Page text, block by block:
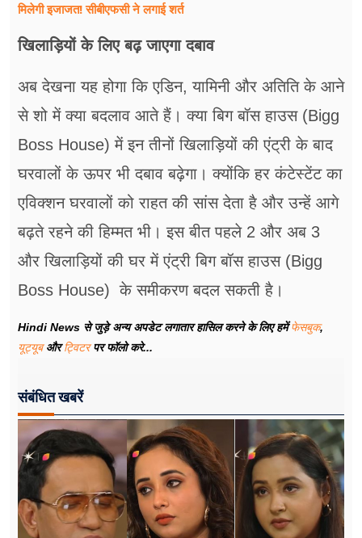
मिलेगी इजाजत! सीबीएफसी ने लगाई शर्त
खिलाड़ियों के लिए बढ़ जाएगा दबाव
अब देखना यह होगा कि एडिन, यामिनी और अतिति के आने
से शो में क्या बदलाव आते हैं। क्या बिग बॉस हाउस (Bigg
Boss House) में इन तीनों खिलाड़ियों की एंट्री के बाद
घरवालों के ऊपर भी दबाव बढ़ेगा। क्योंकि हर कंटेस्टेंट का
एविक्शन घरवालों को राहत की सांस देता है और उन्हें आगे
बढ़ते रहने की हिम्मत भी। इस बीत पहले 2 और अब 3
और खिलाड़ियों की घर में एंट्री बिग बॉस हाउस (Bigg
Boss House) के समीकरण बदल सकती है।
Hindi News से जुड़े अन्य अपडेट लगातार हासिल करने के लिए हमेंफेसबुक,
यूट्यूबऔरट्विटरपर फॉलो करे...
संबंधित खबरें